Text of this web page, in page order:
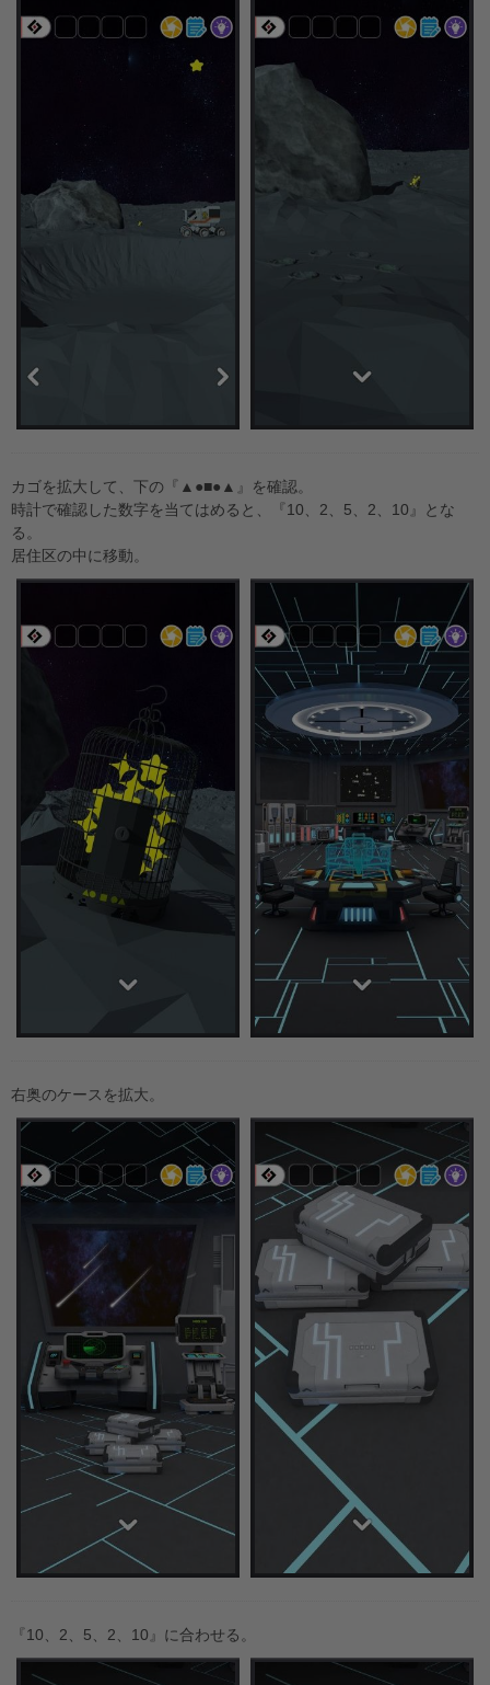
カゴを拡大して、下の『▲●■●▲』を確認。
時計で確認した数字を当てはめると、『10、2、5、2、10』とな
る。
居住区の中に移動。
右奥のケースを拡大。
『10、2、5、2、10』に合わせる。